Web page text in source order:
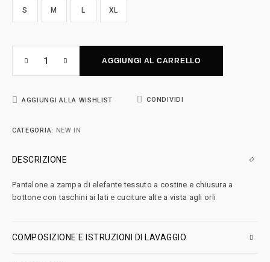
S M L XL
AGGIUNGI AL CARRELLO
AGGIUNGI ALLA WISHLIST CONDIVIDI
CATEGORIA: NEW IN
DESCRIZIONE
Pantalone a zampa di elefante tessuto a costine e chiusura a
bottone con taschini ai lati e cuciture alte a vista agli orli
COMPOSIZIONE E ISTRUZIONI DI LAVAGGIO